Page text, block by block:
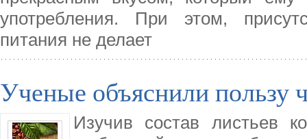
употребления. При этом,
питания не делает
Ученые объяснили пользу
Изучив состав листьев